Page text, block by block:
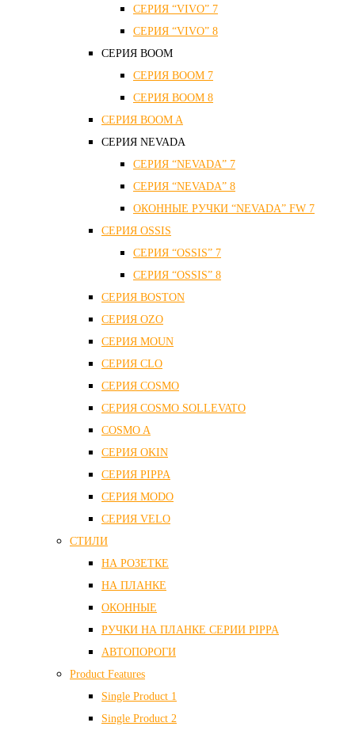
СЕРИЯ “VIVO” 7
СЕРИЯ “VIVO” 8
СЕРИЯ ВOOM
СЕРИЯ ВOOM 7
СЕРИЯ ВOOM 8
СЕРИЯ ВOOM A
СЕРИЯ NEVADA
СЕРИЯ “NEVADA” 7
СЕРИЯ “NEVADA” 8
ОКОННЫЕ РУЧКИ “NEVADA” FW 7
СЕРИЯ OSSIS
СЕРИЯ “OSSIS” 7
СЕРИЯ “OSSIS” 8
СЕРИЯ ВOSTON
CЕРИЯ OZO
СЕРИЯ MOUN
СЕРИЯ CLO
СЕРИЯ COSMO
СЕРИЯ COSMO SOLLEVATO
COSMO A
СЕРИЯ OKIN
СЕРИЯ PIPPA
СЕРИЯ MODO
СЕРИЯ VELO
СТИЛИ
НА РОЗЕТКЕ
НА ПЛАНКЕ
ОКОННЫЕ
РУЧКИ НА ПЛАНКЕ СЕРИИ PIPPA
АВТОПОРОГИ
Product Features
Single Product 1
Single Product 2